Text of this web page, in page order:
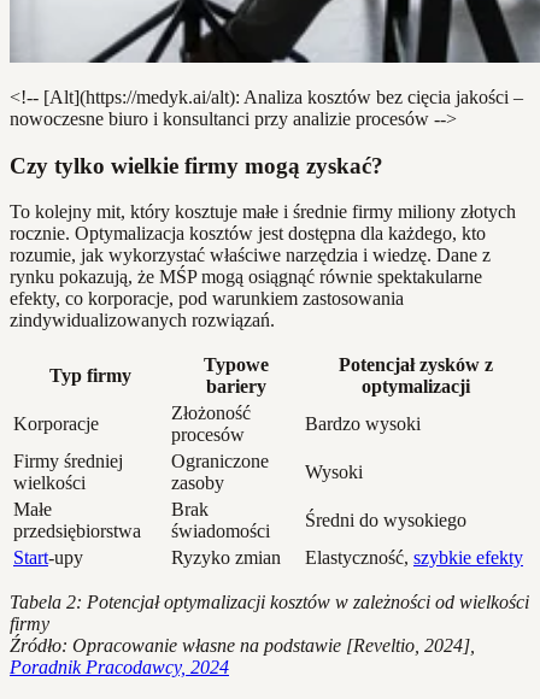
<!-- [Alt](https://medyk.ai/alt): Analiza kosztów bez cięcia jakości –
nowoczesne biuro i konsultanci przy analizie procesów -->
Czy tylko wielkie firmy mogą zyskać?
To kolejny mit, który kosztuje małe i średnie firmy miliony złotych
rocznie. Optymalizacja kosztów jest dostępna dla każdego, kto
rozumie, jak wykorzystać właściwe narzędzia i wiedzę. Dane z
rynku pokazują, że MŚP mogą osiągnąć równie spektakularne
efekty, co korporacje, pod warunkiem zastosowania
zindywidualizowanych rozwiązań.
Typ firmy
Typowe
bariery
Potencjał zysków z
optymalizacji
Korporacje
Złożoność
procesów
Bardzo wysoki
Firmy średniej
wielkości
Ograniczone
zasoby
Wysoki
Małe
przedsiębiorstwa
Brak
świadomości
Średni do wysokiego
Start-upy Ryzyko zmian Elastyczność, szybkie efekty
Tabela 2: Potencjał optymalizacji kosztów w zależności od wielkości
firmy
Źródło: Opracowanie własne na podstawie [Reveltio, 2024],
Poradnik Pracodawcy, 2024